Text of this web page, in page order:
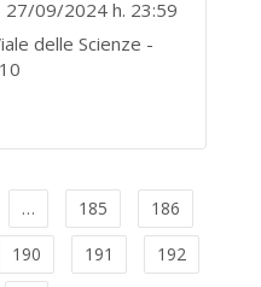
09/2024 h. 23:59
delle Scienze -
… 185
186
190 191
192